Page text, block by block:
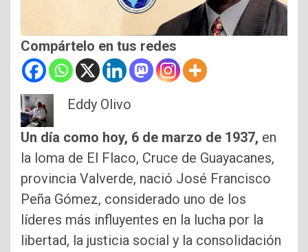
Compártelo en tus redes
Eddy Olivo
Un día como hoy, 6 de marzo de 1937, en
la loma de El Flaco, Cruce de Guayacanes,
provincia Valverde, nació José Francisco
Peña Gómez, considerado uno de los
líderes más influyentes en la lucha por la
libertad, la justicia social y la consolidación